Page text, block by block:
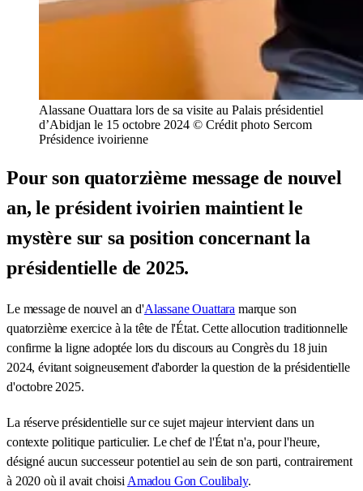
Alassane Ouattara lors de sa visite au Palais présidentiel
d’Abidjan le 15 octobre 2024 © Crédit photo Sercom
Présidence ivoirienne
Pour son quatorzième message de nouvel
an, le président ivoirien maintient le
mystère sur sa position concernant la
présidentielle de 2025.
Le message de nouvel an d'Alassane Ouattara marque son
quatorzième exercice à la tête de l'État. Cette allocution traditionnelle
confirme la ligne adoptée lors du discours au Congrès du 18 juin
2024, évitant soigneusement d'aborder la question de la présidentielle
d'octobre 2025.
La réserve présidentielle sur ce sujet majeur intervient dans un
contexte politique particulier. Le chef de l'État n'a, pour l'heure,
désigné aucun successeur potentiel au sein de son parti, contrairement
à 2020 où il avait choisi Amadou Gon Coulibaly.